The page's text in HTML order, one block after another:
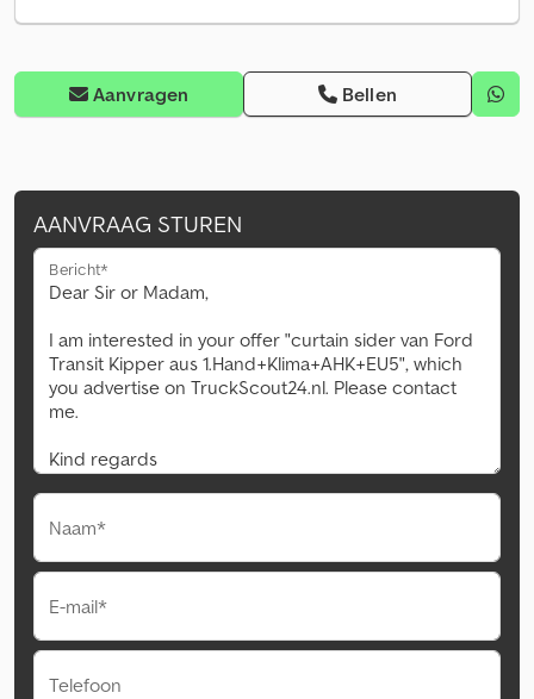
Aanvragen Bellen
AANVRAAG STUREN
Bericht*
Naam*
E-mail*
Telefoon